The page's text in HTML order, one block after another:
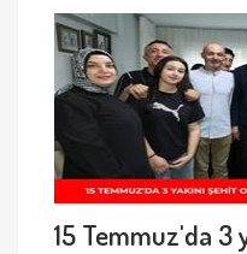
15 Temmuz'da 3